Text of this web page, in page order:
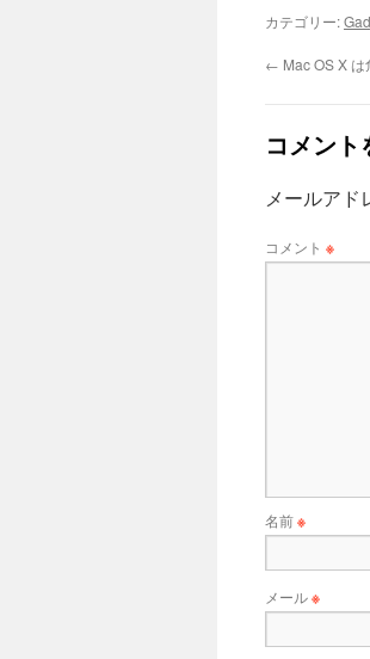
カテゴリー:
← Mac OS X
コメント
メールアド
コメント ※
名前※
メール※